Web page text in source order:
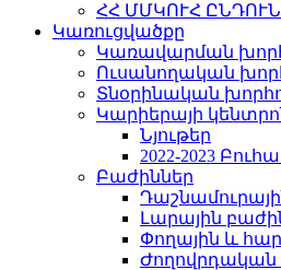
ՀՀ ՄՄԿՈՒՀ
Կառուցվածքը
Կառավարման
Ուսանողական
Տնօրինական
Կարիերայի
Նյութեր
2022-2023
Բաժիններ
Լարային
Փողային և
Ժողովրդական